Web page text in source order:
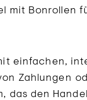
Bonrollen
einfachen,
Zahlungen
das den